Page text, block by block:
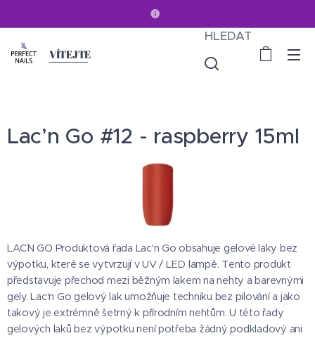
VÍTEJTE
HLEDAT
Lac’n Go #12 - raspberry 15ml
LAC`N GO Produktová řada Lac'n Go obsahuje gelové laky bez
výpotku, které se vytvrzují v UV / LED lampě. Tento produkt
představuje přechod mezi běžným lakem na nehty a barevnými
gely. Lac'n Go gelový lak umožňuje techniku ​​bez pilování a jako
takový je extrémně šetrný k přírodním nehtům. U této řady
gelových laků bez výpotku není potřeba žádný podkladový ani